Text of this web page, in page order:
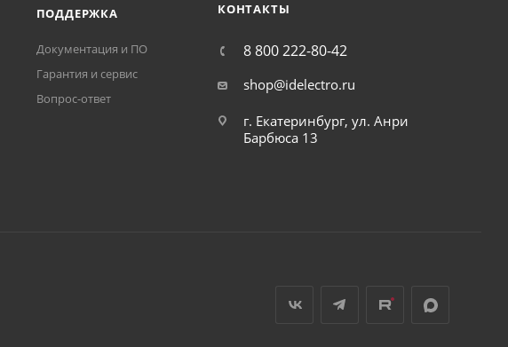
ПОДДЕРЖКА
Документация и ПО
Гарантия и сервис
Вопрос-ответ
КОНТАКТЫ
8 800 222-80-42
shop@idelectro.ru
г. Екатеринбург, ул. Анри
Барбюса 13